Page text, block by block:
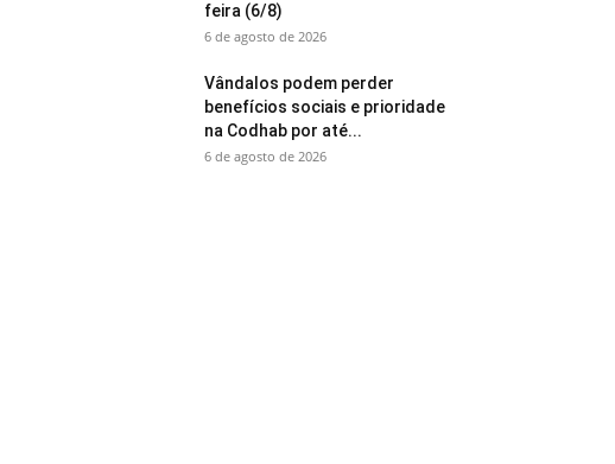
feira (6/8)
6 de agosto de 2026
Vândalos podem perder
benefícios sociais e prioridade
na Codhab por até...
6 de agosto de 2026